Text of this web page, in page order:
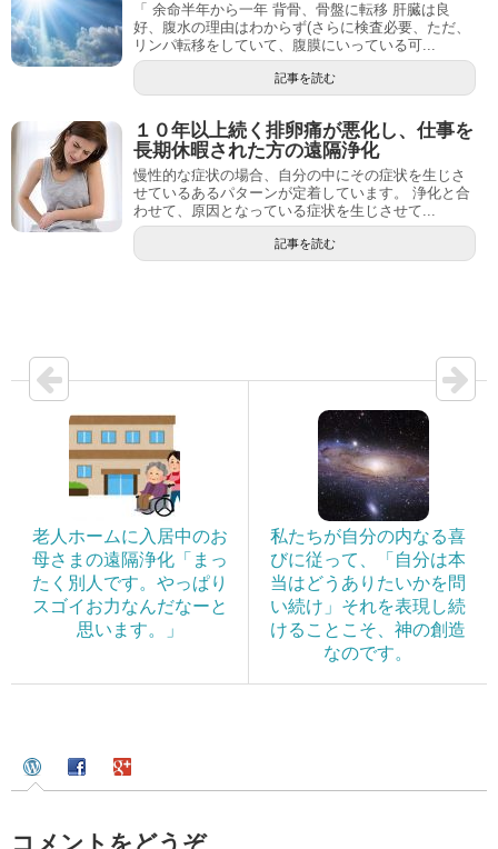
「 余命半年から一年 背骨、骨盤に転移 肝臓は良
好、腹水の理由はわからず(さらに検査必要、ただ、
リンパ転移をしていて、腹膜にいっている可...
記事を読む
１０年以上続く排卵痛が悪化し、仕事を
長期休暇された方の遠隔浄化
慢性的な症状の場合、自分の中にその症状を生じさ
せているあるパターンが定着しています。 浄化と合
わせて、原因となっている症状を生じさせて...
記事を読む
老人ホームに入居中のお
母さまの遠隔浄化「まっ
たく別人です。やっぱり
スゴイお力なんだなーと
思います。」
私たちが自分の内なる喜
びに従って、「自分は本
当はどうありたいかを問
い続け」それを表現し続
けることこそ、神の創造
なのです。
コメントをどうぞ